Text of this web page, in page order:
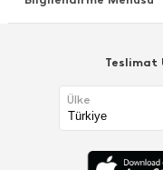
Teslimat
Ülke